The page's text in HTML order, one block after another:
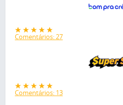
Comentários: 27
Comentários: 13